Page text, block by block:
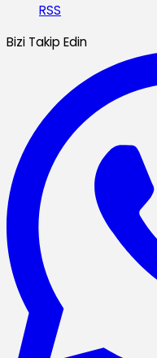
RSS
Bizi Takip Edin